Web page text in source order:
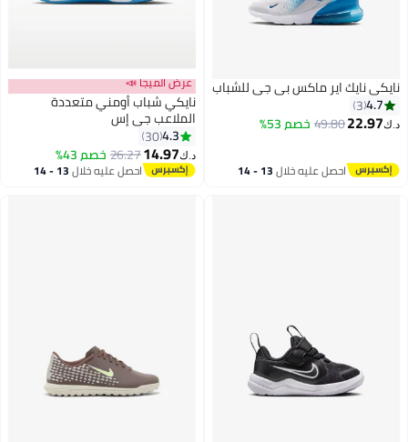
نايكي نايك اير ماكس بي جي للشباب
4.7
3
د.ك‏22.97
49.80خصم 53%
احصل عليه خلال 13 - 14
4
عرض الميجا 📣
نايكي شباب أومني متعددة
الملاعب جي إس
4.3
30
د.ك‏14.97
26.27خصم 43%
احصل عليه خلال 13 - 14